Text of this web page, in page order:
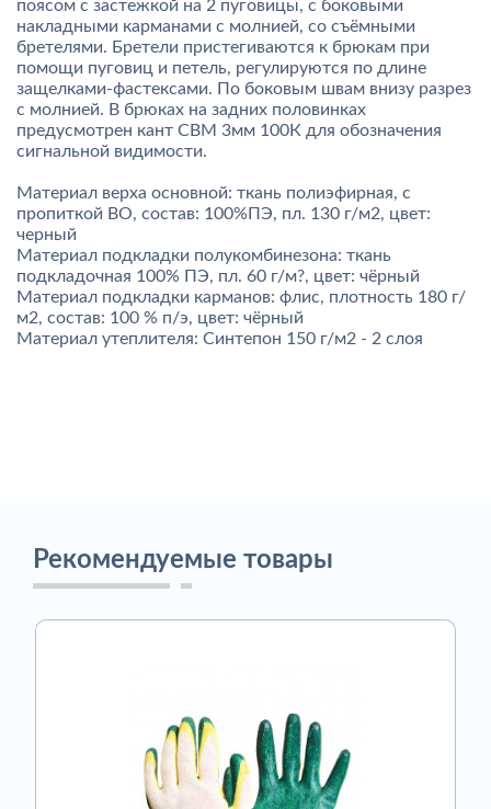
поясом с застежкой на 2 пуговицы, с боковыми
накладными карманами с молнией, со съёмными
бретелями. Бретели пристегиваются к брюкам при
помощи пуговиц и петель, регулируются по длине
защелками-фастексами. По боковым швам внизу разрез
с молнией. В брюках на задних половинках
предусмотрен кант СВМ 3мм 100К для обозначения
сигнальной видимости.
Материал верха основной: ткань полиэфирная, с
пропиткой ВО, состав: 100%ПЭ, пл. 130 г/м2, цвет:
черный
Материал подкладки полукомбинезона: ткань
подкладочная 100% ПЭ, пл. 60 г/м?, цвет: чёрный
Материал подкладки карманов: флис, плотность 180 г/
м2, состав: 100 % п/э, цвет: чёрный
Материал утеплителя: Синтепон 150 г/м2 - 2 слоя
Рекомендуемые товары